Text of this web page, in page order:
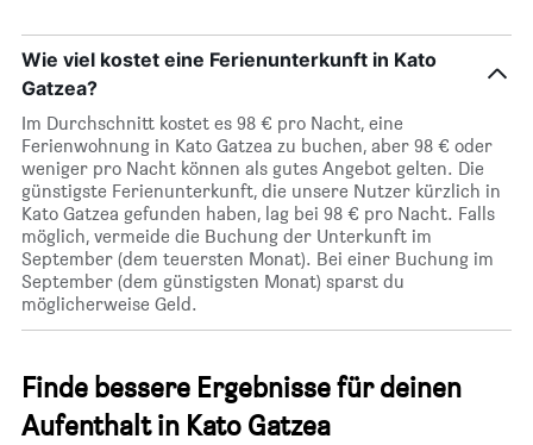
Wie viel kostet eine Ferienunterkunft in Kato
Gatzea?
Im Durchschnitt kostet es 98 € pro Nacht, eine
Ferienwohnung in Kato Gatzea zu buchen, aber 98 € oder
weniger pro Nacht können als gutes Angebot gelten. Die
günstigste Ferienunterkunft, die unsere Nutzer kürzlich in
Kato Gatzea gefunden haben, lag bei 98 € pro Nacht. Falls
möglich, vermeide die Buchung der Unterkunft im
September (dem teuersten Monat). Bei einer Buchung im
September (dem günstigsten Monat) sparst du
möglicherweise Geld.
Finde bessere Ergebnisse für deinen
Aufenthalt in Kato Gatzea